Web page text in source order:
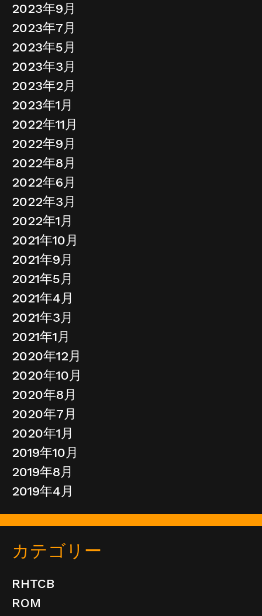
2023年9月
2023年7月
2023年5月
2023年3月
2023年2月
2023年1月
2022年11月
2022年9月
2022年8月
2022年6月
2022年3月
2022年1月
2021年10月
2021年9月
2021年5月
2021年4月
2021年3月
2021年1月
2020年12月
2020年10月
2020年8月
2020年7月
2020年1月
2019年10月
2019年8月
2019年4月
カテゴリー
RHTCB
ROM